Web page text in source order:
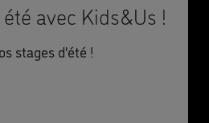
avec Kids&Us !
stages d'été !